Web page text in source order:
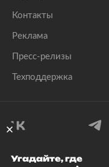
Контакты
Реклама
Пресс-релизы
Техподдержка
Угадайте, где